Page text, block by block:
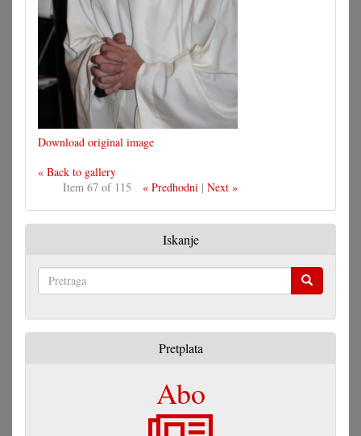
Download original image
« Back to gallery
Item 67 of 115
« Predhodni | Next »
Iskanje
Pretplata
Abo